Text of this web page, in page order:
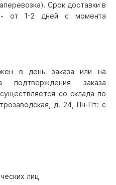
Срок доставки в
- от 1-2 дней с момента
в день заказа или на
заказа
со склада по
д. 24, Пн-Пт: с